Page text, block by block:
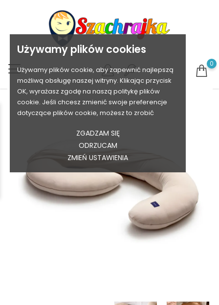
Używamy plików cookies
Używamy plików cookie, aby zapewnić najlepszą
możliwą obsługę naszej witryny. Klikając przycisk
OK, wyrażasz zgodę na naszą politykę plików
cookie. Jeśli chcesz zmienić swoje preferencje
dotyczące plików cookie, możesz to zrobić
ZGADZAM SIĘ
ODRZUCAM
ZMIEŃ USTAWIENIA
0